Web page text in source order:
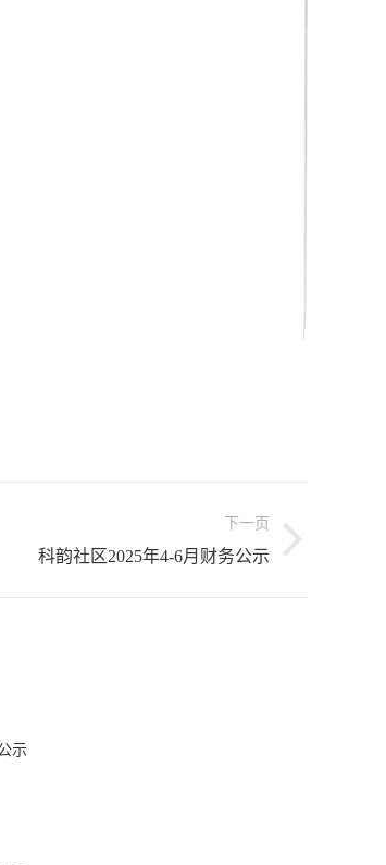
下一页
科韵社区2025年4-6月财务公示
示